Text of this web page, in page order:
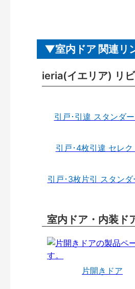
室内ドア 関連リ
ieria(イエリア) リ
引戸･引違 スタンダ
引戸･4枚引違 セレク
引戸･3枚片引 スタンダ
室内ドア・内装ド
片開きドア